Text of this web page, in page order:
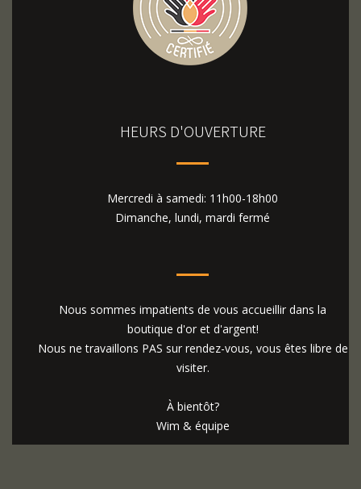
HEURS D'OUVERTURE
Mercredi à samedi: 11h00-18h00
Dimanche, lundi, mardi fermé
Nous sommes impatients de vous accueillir dans la
boutique d'or et d'argent!
Nous ne travaillons PAS sur rendez-vous, vous êtes libre de
visiter.
À bientôt?
Wim & équipe